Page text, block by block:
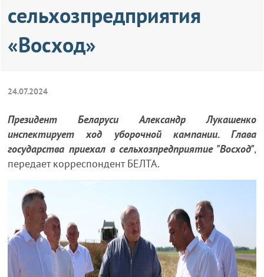
сельхозпредприятия
«Восход»
24.07.2024
Президент Беларуси Александр Лукашенко
инспектирует ход уборочной кампании. Глава
государства приехал в сельхозпредприятие "Восход",
передает корреспондент БЕЛТА.